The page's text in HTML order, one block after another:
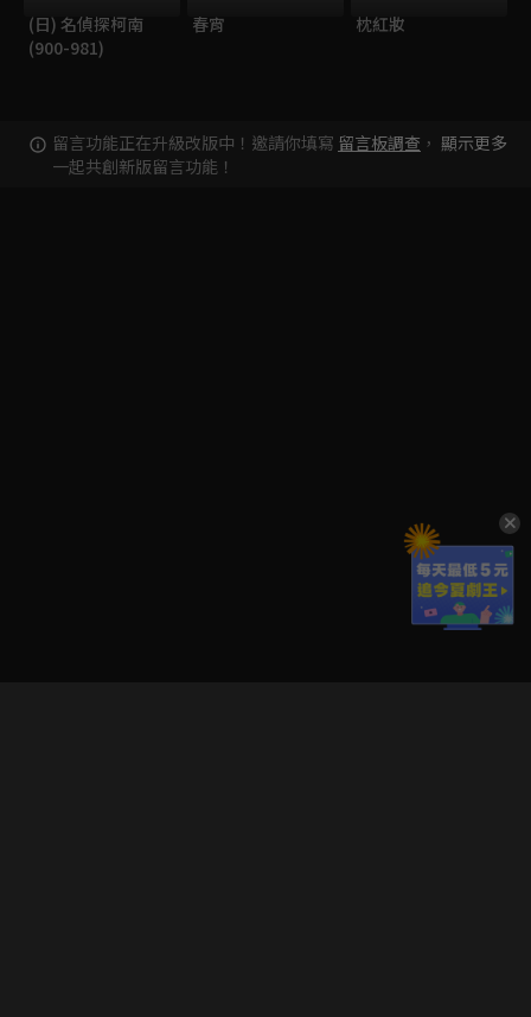
(日) 名偵探柯南
(900-981)
春宵 枕紅妝
留言功能正在升級改版中！邀請你填寫 留言板調查 ，
一起共創新版留言功能！
顯示更多